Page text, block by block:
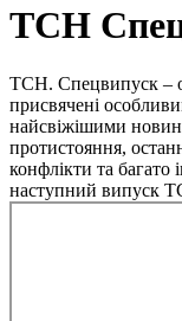
ТСН
ТСН. Спецвипуск –
присвячені
найсвіжішими
протистояння,
конфлікти та
наступний випуск